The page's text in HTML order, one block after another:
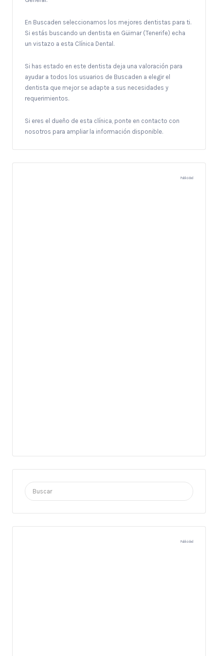
En Buscaden seleccionamos los mejores dentistas para ti.
Si estás buscando un dentista en Güimar (Tenerife) echa
un vistazo a esta Clínica Dental.
Si has estado en este dentista deja una valoración para
ayudar a todos los usuarios de Buscaden a elegir el
dentista que mejor se adapte a sus necesidades y
requerimientos.
Si eres el dueño de esta clínica, ponte en contacto con
nosotros para ampliar la información disponible.
Publicidad
Buscar
por:
Publicidad